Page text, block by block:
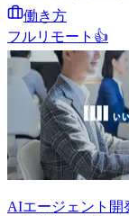
働き方
フルリモート 👍
AIエージェント開